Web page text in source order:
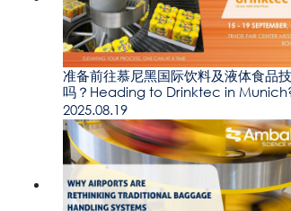
准备前往慕尼黑国际饮料及液体食品
吗？Heading to Drinktec in
2025.08.19